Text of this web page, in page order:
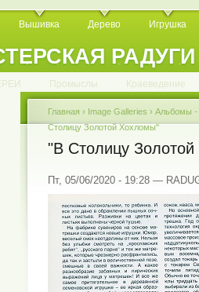
РАДУГИ
Вышивка Дерево Игрушка
. . . . . .
Промыслы Краеведение
Главная › Image Galleries › Альбомы
Столицу Золотой Хохломы"
"В Столицу
Пт, 05/06/2020 - 19:28 —